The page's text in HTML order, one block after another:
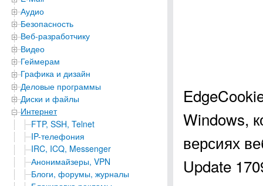
Аудио
Безопасность
Веб-разработчику
Видео
Геймерам
Графика и дизайн
Деловые программы
Диски и файлы
Интернет
FTP, SSH, Telnet
IP-телефония
IRC, ICQ, Messenger
Анонимайзеры, VPN
Блоги, форумы, журналы
Windows,
версиях
Update